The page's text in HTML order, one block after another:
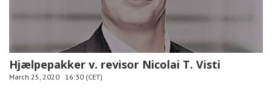
Hjælpepakker v. revisor Nicolai T. Visti
March 25, 2020 16:30 (CET)